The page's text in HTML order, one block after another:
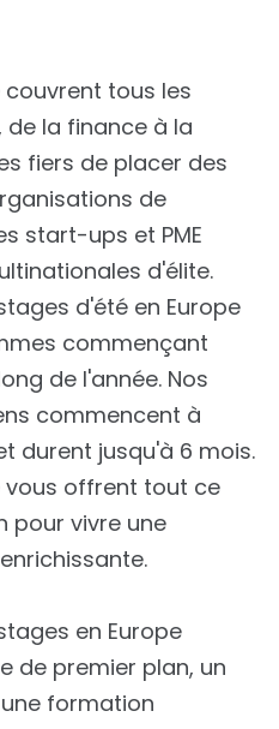
couvrent tous les
la finance à la
fiers de placer des
de
start-ups et PME
d'élite.
d'été en Europe
commençant
de l'année. Nos
commencent à
durent jusqu'à 6 mois.
vous offrent tout ce
pour vivre une
en Europe
de premier plan, un
formation